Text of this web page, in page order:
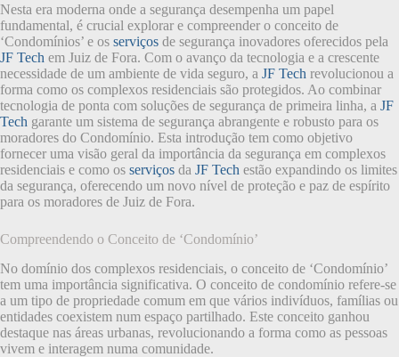
Nesta era moderna onde a segurança desempenha um papel
fundamental, é crucial explorar e compreender o conceito de
‘Condomínios’ e os serviços de segurança inovadores oferecidos pela
JF Tech em Juiz de Fora. Com o avanço da tecnologia e a crescente
necessidade de um ambiente de vida seguro, a JF Tech revolucionou a
forma como os complexos residenciais são protegidos. Ao combinar
tecnologia de ponta com soluções de segurança de primeira linha, a JF
Tech garante um sistema de segurança abrangente e robusto para os
moradores do Condomínio. Esta introdução tem como objetivo
fornecer uma visão geral da importância da segurança em complexos
residenciais e como os serviços da JF Tech estão expandindo os limites
da segurança, oferecendo um novo nível de proteção e paz de espírito
para os moradores de Juiz de Fora.
Compreendendo o Conceito de ‘Condomínio’
No domínio dos complexos residenciais, o conceito de ‘Condomínio’
tem uma importância significativa. O conceito de condomínio refere-se
a um tipo de propriedade comum em que vários indivíduos, famílias ou
entidades coexistem num espaço partilhado. Este conceito ganhou
destaque nas áreas urbanas, revolucionando a forma como as pessoas
vivem e interagem numa comunidade.